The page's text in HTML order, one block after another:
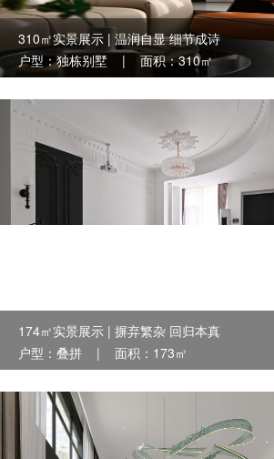
310㎡实景展示 | 温润自显 细节成诗
户型：独栋别墅 | 面积：310㎡
174㎡实景展示 | 摒弃繁杂 回归本真
户型：叠拼 | 面积：173㎡